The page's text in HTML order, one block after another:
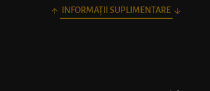
INFORMAȚII SUPLIMENTARE